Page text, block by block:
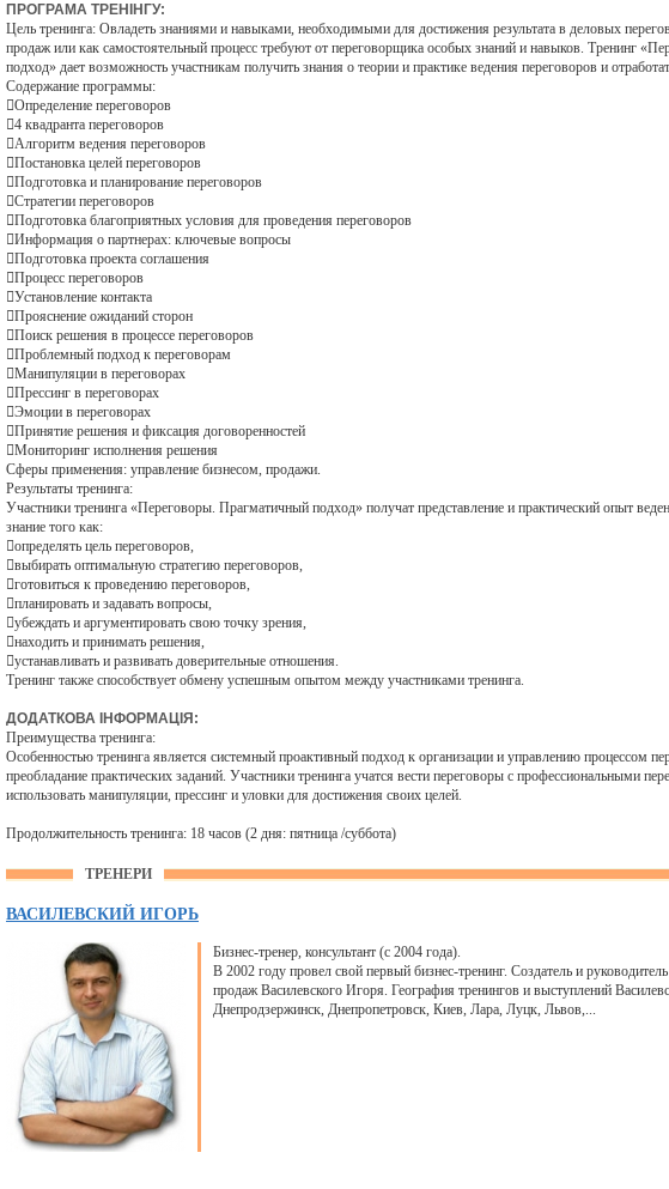
ПРОГРАМА ТРЕНІНГУ:
Цель тренинга: Овладеть знаниями и навыками, необходимыми для достижения результата в деловых
продаж или как самостоятельный процесс требуют от переговорщика особых знаний и навыков. Тренинг
подход» дает возможность участникам получить знания о теории и практике ведения переговоров и
Содержание программы:
Определение переговоров
4 квадранта переговоров
Алгоритм ведения переговоров
Постановка целей переговоров
Подготовка и планирование переговоров
Стратегии переговоров
Подготовка благоприятных условия для проведения переговоров
Информация о партнерах: ключевые вопросы
Подготовка проекта соглашения
Процесс переговоров
Установление контакта
Прояснение ожиданий сторон
Поиск решения в процессе переговоров
Проблемный подход к переговорам
Манипуляции в переговорах
Прессинг в переговорах
Эмоции в переговорах
Принятие решения и фиксация договоренностей
Мониторинг исполнения решения
Сферы применения: управление бизнесом, продажи.
Результаты тренинга:
Участники тренинга «Переговоры. Прагматичный подход» получат представление и практический опыт
знание того как:
определять цель переговоров,
выбирать оптимальную стратегию переговоров,
готовиться к проведению переговоров,
планировать и задавать вопросы,
убеждать и аргументировать свою точку зрения,
находить и принимать решения,
устанавливать и развивать доверительные отношения.
Тренинг также способствует обмену успешным опытом между участниками тренинга.
ДОДАТКОВА ІНФОРМАЦІЯ:
Преимущества тренинга:
Особенностью тренинга является системный проактивный подход к организации и управлению процессом
преобладание практических заданий. Участники тренинга учатся вести переговоры с профессиональными
использовать манипуляции, прессинг и уловки для достижения своих целей.
Продолжительность тренинга: 18 часов (2 дня: пятница /суббота)
ТРЕНЕРИ
ВАСИЛЕВСКИЙ ИГОРЬ
Бизнес-тренер, консультант (с 2004 года).
В 2002 году провел свой первый бизнес-тренинг. Создатель и
продаж Василевского Игоря. География тренингов и выступлений
Днепродзержинск, Днепропетровск, Киев, Лара, Луцк, Львов,...